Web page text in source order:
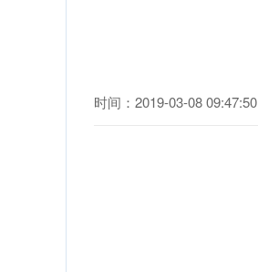
时间：2019-03-08 09:47:50